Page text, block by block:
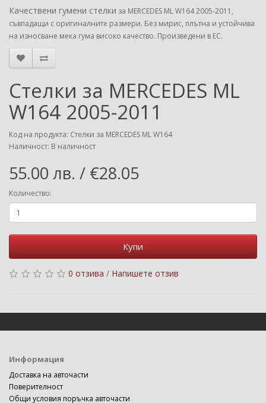
Качествени гумени стелки за MERCEDES ML W164 2005-2011 ,
съвпадащи с оригиналните размери. Без мирис, плътна и устойчива
на износване мека гума високо качество. Произведени в ЕС.
Стелки за MERCEDES ML
W164 2005-2011
Код на продукта: Стелки за MERCEDES ML W164
Наличност: В наличност
55.00 лв. / €28.05
Количество:
Купи
0 отзива / Напишете отзив
Информация
Доставка на авточасти
Поверителност
Общи условия поръчка авточасти